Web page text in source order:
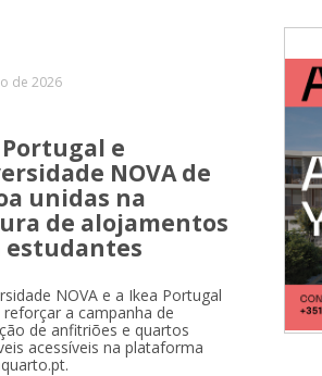
de 2026
e
NOVA de
unidas na
de alojamentos
estudantes
NOVA e a Ikea Portugal
a campanha de
de anfitriões e quartos
acessíveis na plataforma